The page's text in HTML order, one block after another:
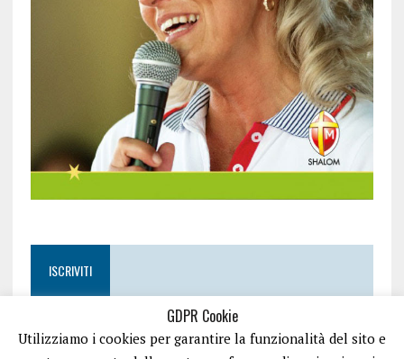
ISCRIVITI
GDPR Cookie
Utilizziamo i cookies per garantire la funzionalità del sito e